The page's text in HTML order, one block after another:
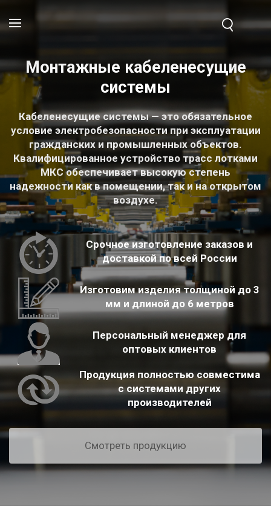
Монтажные кабеленесущие
системы
Кабеленесущие системы — это обязательное
условие электробезопасности при эксплуатации
гражданских и промышленных объектов.
Квалифицированное устройство трасс лотками
МКС обеспечивает высокую степень
надежности как в помещении, так и на открытом
воздухе.
Срочное изготовление заказов и
доставкой по всей России
Изготовим изделия толщиной до 3
мм и длиной до 6 метров
Персональный менеджер для
оптовых клиентов
Продукция полностью совместима
с системами других
производителей
Смотреть продукцию